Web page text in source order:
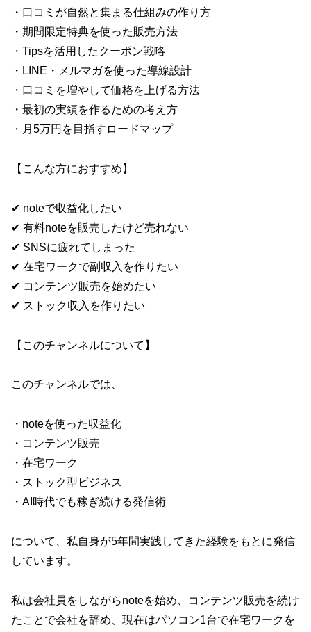
・口コミが自然と集まる仕組みの作り方
・期間限定特典を使った販売方法
・Tipsを活用したクーポン戦略
・LINE・メルマガを使った導線設計
・口コミを増やして価格を上げる方法
・最初の実績を作るための考え方
・月5万円を目指すロードマップ
【こんな方におすすめ】
✔ noteで収益化したい
✔ 有料noteを販売したけど売れない
✔ SNSに疲れてしまった
✔ 在宅ワークで副収入を作りたい
✔ コンテンツ販売を始めたい
✔ ストック収入を作りたい
【このチャンネルについて】
このチャンネルでは、
・noteを使った収益化
・コンテンツ販売
・在宅ワーク
・ストック型ビジネス
・AI時代でも稼ぎ続ける発信術
について、私自身が5年間実践してきた経験をもとに発信
しています。
私は会社員をしながらnoteを始め、コンテンツ販売を続け
たことで会社を辞め、現在はパソコン1台で在宅ワークを